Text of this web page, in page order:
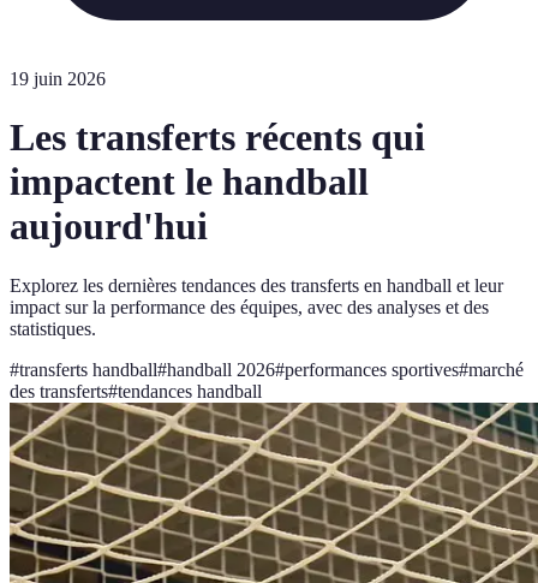
19 juin 2026
Les transferts récents qui
impactent le handball
aujourd'hui
Explorez les dernières tendances des transferts en handball et leur
impact sur la performance des équipes, avec des analyses et des
statistiques.
#transferts handball#handball 2026#performances sportives#marché
des transferts#tendances handball